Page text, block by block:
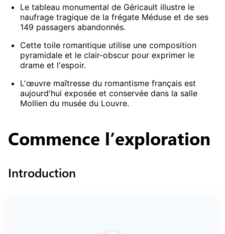
Le tableau monumental de Géricault illustre le
naufrage tragique de la frégate Méduse et de ses
149 passagers abandonnés.
Cette toile romantique utilise une composition
pyramidale et le clair-obscur pour exprimer le
drame et l'espoir.
L'œuvre maîtresse du romantisme français est
aujourd'hui exposée et conservée dans la salle
Mollien du musée du Louvre.
Commence l’exploration
Introduction